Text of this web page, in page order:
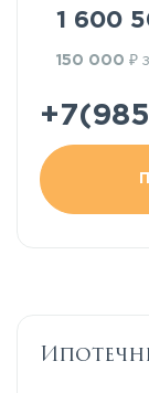
1 600
150 000 ₽